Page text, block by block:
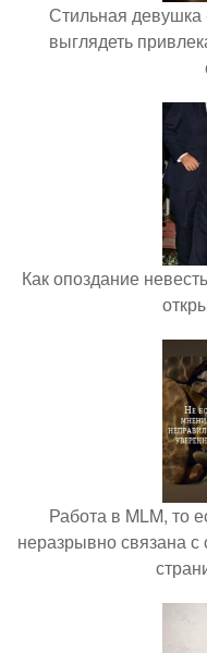
Стильная девушка
выглядеть
Как опоздание
Работа в MLM, то
неразрывно связана с